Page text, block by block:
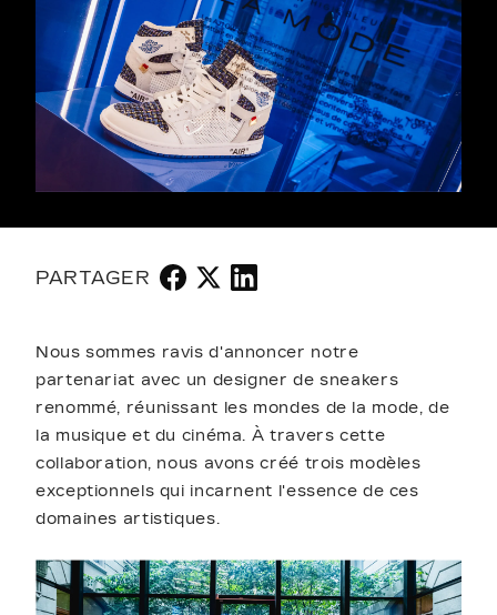
PARTAGER
Nous sommes ravis d'annoncer notre
partenariat avec un designer de sneakers
renommé, réunissant les mondes de la mode, de
la musique et du cinéma. À travers cette
collaboration, nous avons créé trois modèles
exceptionnels qui incarnent l'essence de ces
domaines artistiques.